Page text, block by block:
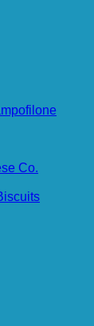
Co.